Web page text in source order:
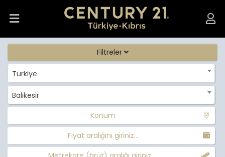
Filtreler
Türkiye
Balıkesir
Konum
Fiyat aralığını giriniz...